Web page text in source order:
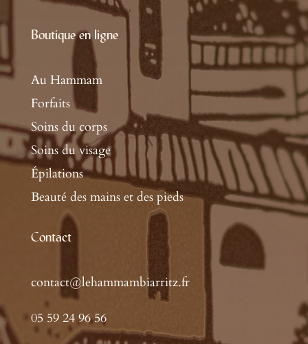
Boutique en ligne
Au Hammam
Forfaits
Soins du corps
Soins du visage
Épilations
Beauté des mains et des pieds
Contact
contact@lehammambiarritz.fr
05 59 24 96 56